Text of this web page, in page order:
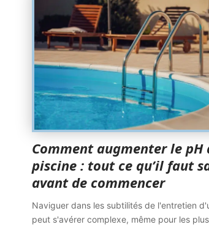
Comment augmenter le pH
piscine : tout ce qu’il faut
avant de commencer
Naviguer dans les subtilités de l'entretien
peut s'avérer complexe, même pour les